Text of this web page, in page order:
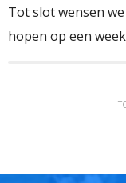
Tot slot wensen
hopen op een